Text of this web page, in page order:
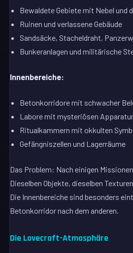
Bewaldete Gebiete mit Nebel und
Ruinen und verlassene Gebäude
Sandsäcke, Stacheldraht,
Bunkeranlagen und militärische
Innenbereiche:
Betonkorridore mit schwacher
Labore mit mysteriösen
Ritualkammern mit okkulten
Gefängniszellen und Lagerräume
Das Problem: Nach einigen
Dieselben Objekte, dieselben
Die Innenbereiche sind besonders
Betonkorridor nach dem anderen.
Die Lovecraft-Atmosphäre